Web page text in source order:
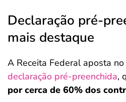
Declaração pré-
mais destaque
A Receita Federal aposta
declaração pré-preenchida,
por cerca de 60% dos